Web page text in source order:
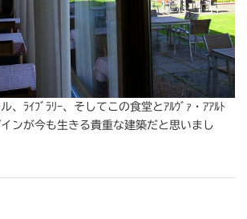
、ﾗｲﾌﾞﾗﾘｰ、そしてこの食堂とｱﾙｳﾞｧ・ｱｱﾙﾄ
ンが今も生きる貴重な建築だと思いまし